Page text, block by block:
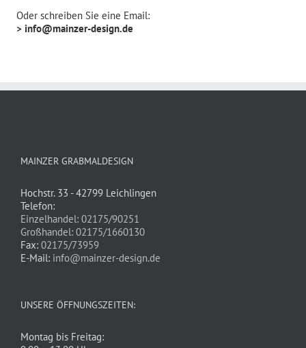
Oder schreiben Sie eine Email:
> info@mainzer-design.de
MAINZER GRABMALDESIGN
Hochstr. 33 - 42799 Leichlingen
Telefon:
Einzelhandel: 02175/90251
Großhandel: 02175/1660130
Fax: 02175/73959
E-Mail: info@mainzer-design.de
UNSERE ÖFFNUNGSZEITEN:
Montag bis Freitag: